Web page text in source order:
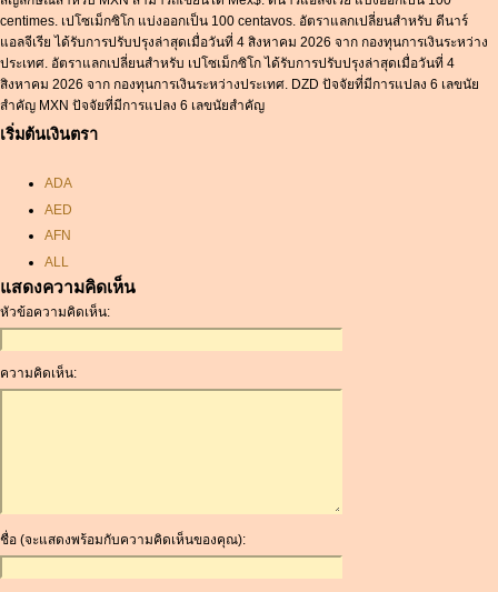
centimes. เปโซเม็กซิโก แบ่งออกเป็น 100 centavos. อัตราแลกเปลี่ยนสำหรับ ดีนาร์
แอลจีเรีย ได้รับการปรับปรุงล่าสุดเมื่อวันที่ 4 สิงหาคม 2026 จาก กองทุนการเงินระหว่าง
ประเทศ. อัตราแลกเปลี่ยนสำหรับ เปโซเม็กซิโก ได้รับการปรับปรุงล่าสุดเมื่อวันที่ 4
สิงหาคม 2026 จาก กองทุนการเงินระหว่างประเทศ. DZD ปัจจัยที่มีการแปลง 6 เลขนัย
สำคัญ MXN ปัจจัยที่มีการแปลง 6 เลขนัยสำคัญ
เริ่มต้นเงินตรา
ADA
AED
AFN
ALL
AMD
ANC
AOA
ARDR
BAM
แสดงความคิดเห็น
หัวข้อความคิดเห็น:
ความคิดเห็น:
ชื่อ (จะแสดงพร้อมกับความคิดเห็นของคุณ):